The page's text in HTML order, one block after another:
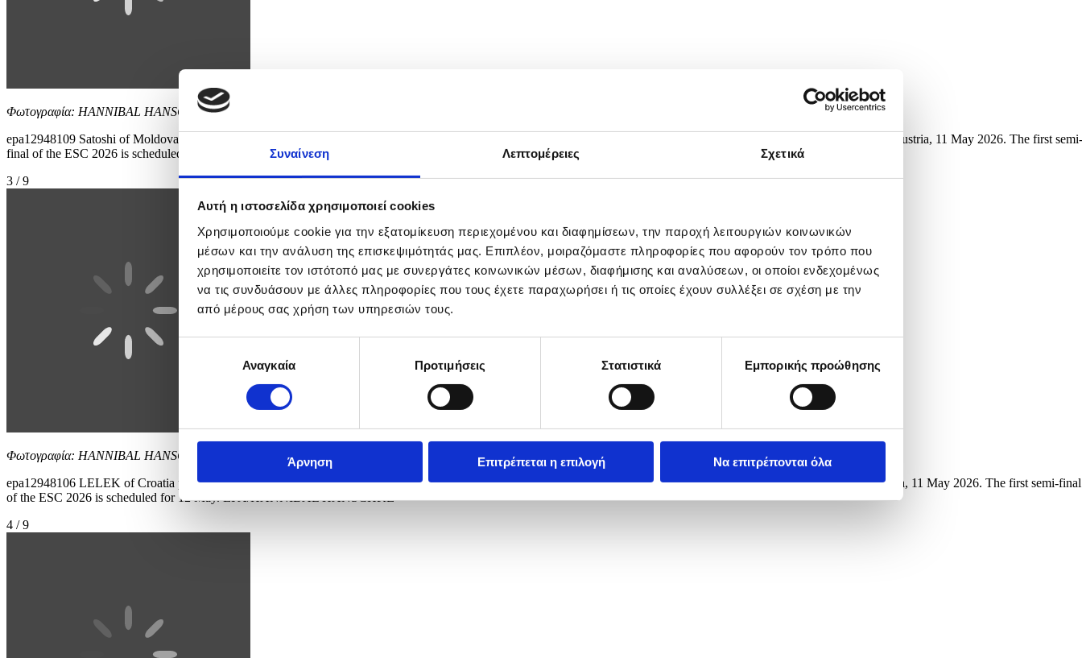
Συναίνεση Λεπτομέρειες Σχετικά
Αυτή η ιστοσελίδα χρησιμοποιεί cookies
Χρησιμοποιούμε cookie για την εξατομίκευση περιεχομένου και διαφημίσεων, την παροχή λειτουργιών κοινωνικών
μέσων και την ανάλυση της επισκεψιμότητάς μας. Επιπλέον, μοιραζόμαστε πληροφορίες που αφορούν τον τρόπο που
χρησιμοποιείτε τον ιστότοπό μας με συνεργάτες κοινωνικών μέσων, διαφήμισης και αναλύσεων, οι οποίοι ενδεχομένως
να τις συνδυάσουν με άλλες πληροφορίες που τους έχετε παραχωρήσει ή τις οποίες έχουν συλλέξει σε σχέση με την
από μέρους σας χρήση των υπηρεσιών τους.
συγκατάθεσηςΑναγκαία Προτιμήσεις Στατιστικά Εμπορικής προώθησης
Άρνηση Επιτρέπεται η επιλογή Να επιτρέπονται όλα
Φωτογραφία: HANNIBAL HANSCHKE
epa12948109 Satoshi of Moldova performs the song 'Viva, Moldova!' during the dress rehearsals for the first semi-final of the 70th Eurovision Song Contest (ESC) in Vienna, Austria, 11 May 2026. The first semi-
final of the ESC 2026 is scheduled for 12 May. EPA/HANNIBAL HANSCHKE
3 / 9
Φωτογραφία: HANNIBAL HANSCHKE
epa12948106 LELEK of Croatia performs the song 'Andromeda' during the dress rehearsals for the first semi-final of the 70th Eurovision Song Contest (ESC) in Vienna, Austria, 11 May 2026. The first semi-final
of the ESC 2026 is scheduled for 12 May. EPA/HANNIBAL HANSCHKE
4 / 9